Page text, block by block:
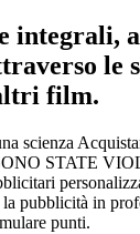
integrali,
le
film.
scienza
SONO STATE
pubblicità in
punti.